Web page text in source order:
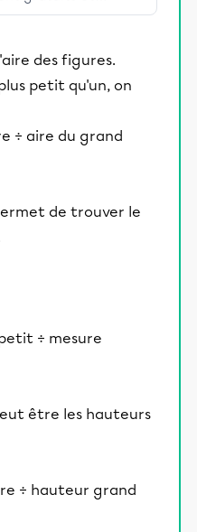
engage les élèves
des figures.
petit qu'un, on
÷ aire du grand
de trouver le
÷ mesure
être les hauteurs
÷ hauteur grand